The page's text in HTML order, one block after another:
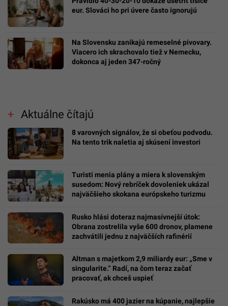
eur. Slováci ho pri úvere často ignorujú
Na Slovensku zanikajú remeselné pivovary.
Viacero ich skrachovalo tiež v Nemecku,
dokonca aj jeden 347-ročný
Aktuálne čítajú
8 varovných signálov, že si obeťou podvodu.
Na tento trik naletia aj skúsení investori
Turisti menia plány a miera k slovenským
susedom: Nový rebríček dovoleniek ukázal
najväčšieho skokana európskeho turizmu
Rusko hlási doteraz najmasívnejší útok:
Obrana zostrelila vyše 600 dronov, plamene
zachvátili jednu z najväčších rafinérií
Altman s majetkom 2,9 miliardy eur: „Sme v
singularite.“ Radí, na čom teraz začať
pracovať, ak chceš uspieť
Rakúsko má 400 jazier na kúpanie, najlepšie